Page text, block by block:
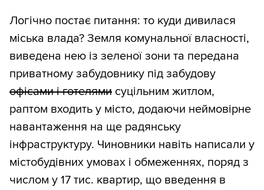
Логічно постає питання: то куди дивилася
міська влада? Земля комунальної власності,
виведена нею із зеленої зони та передана
приватному забудовнику під забудову
офісами і готелями суцільним житлом,
раптом входить у місто, додаючи неймовірне
навантаження на ще радянську
інфраструктуру. Чиновники навіть написали у
містобудівних умовах і обмеженнях, поряд з
числом у 17 тис. квартир, що введення в